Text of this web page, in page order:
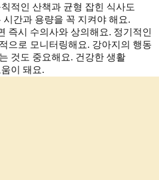
적인 산책과 균형 잡힌 식사도
시간과 용량을 꼭 지켜야 해요.
즉시 수의사와 상의해요. 정기적인
으로 모니터링해요. 강아지의 행동
것도 중요해요. 건강한 생활
이 돼요.